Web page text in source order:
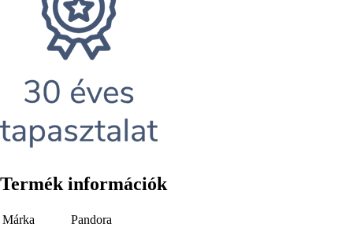
Termék információk
Márka
Pandora